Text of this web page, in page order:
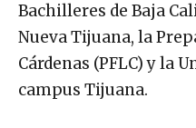
Bachilleres de Baja
Nueva Tijuana, la
Cárdenas (PFLC) y la
campus Tijuana.